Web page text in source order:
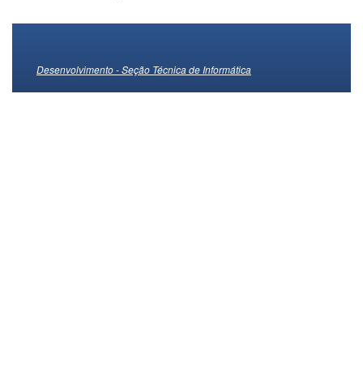
Desenvolvimento - Seção Técnica de Informática